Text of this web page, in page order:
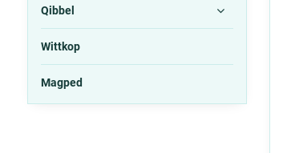
Qibbel
Wittkop
Magped